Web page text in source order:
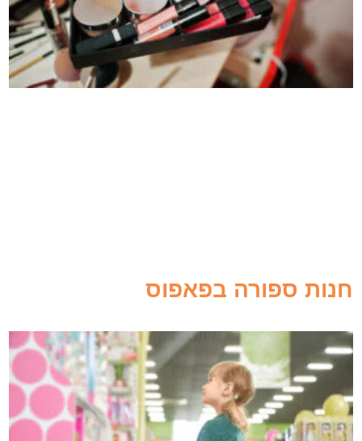
חנות ספורה בפאפוס